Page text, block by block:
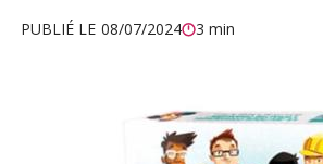
PUBLIÉ LE 08/07/2024 3 min